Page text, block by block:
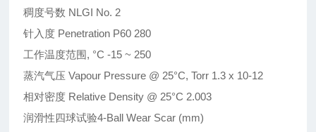
稠度号数 NLGI No. 2
针入度 Penetration P60 280
工作温度范围, °C -15 ~ 250
蒸汽气压 Vapour Pressure @ 25°C, Torr 1.3 x 10-12
相对密度 Relative Density @ 25°C 2.003
润滑性四球试验4-Ball Wear Scar (mm)